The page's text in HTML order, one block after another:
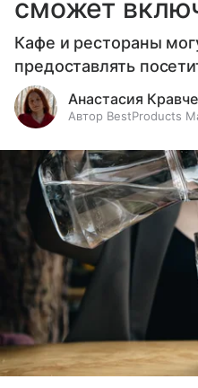
сможет
Кафе и рестораны
предоставлять
Анастасия
Автор BestProducts